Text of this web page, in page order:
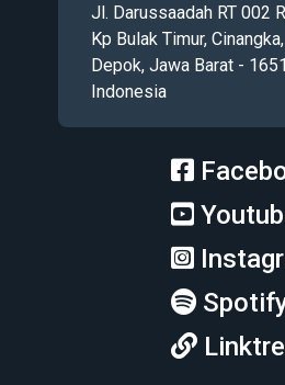
Jl. Darussaadah RT 002
Kp Bulak Timur,
Depok, Jawa Barat -
Indonesia